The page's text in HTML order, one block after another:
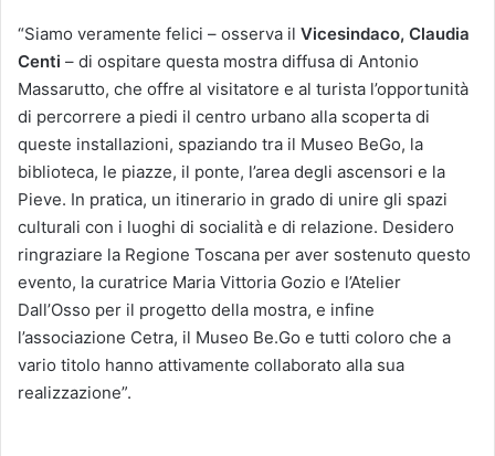
“Siamo veramente felici – osserva il Vicesindaco, Claudia
Centi – di ospitare questa mostra diffusa di Antonio
Massarutto, che offre al visitatore e al turista l’opportunità
di percorrere a piedi il centro urbano alla scoperta di
queste installazioni, spaziando tra il Museo BeGo, la
biblioteca, le piazze, il ponte, l’area degli ascensori e la
Pieve. In pratica, un itinerario in grado di unire gli spazi
culturali con i luoghi di socialità e di relazione. Desidero
ringraziare la Regione Toscana per aver sostenuto questo
evento, la curatrice Maria Vittoria Gozio e l’Atelier
Dall’Osso per il progetto della mostra, e infine
l’associazione Cetra, il Museo Be.Go e tutti coloro che a
vario titolo hanno attivamente collaborato alla sua
realizzazione”.